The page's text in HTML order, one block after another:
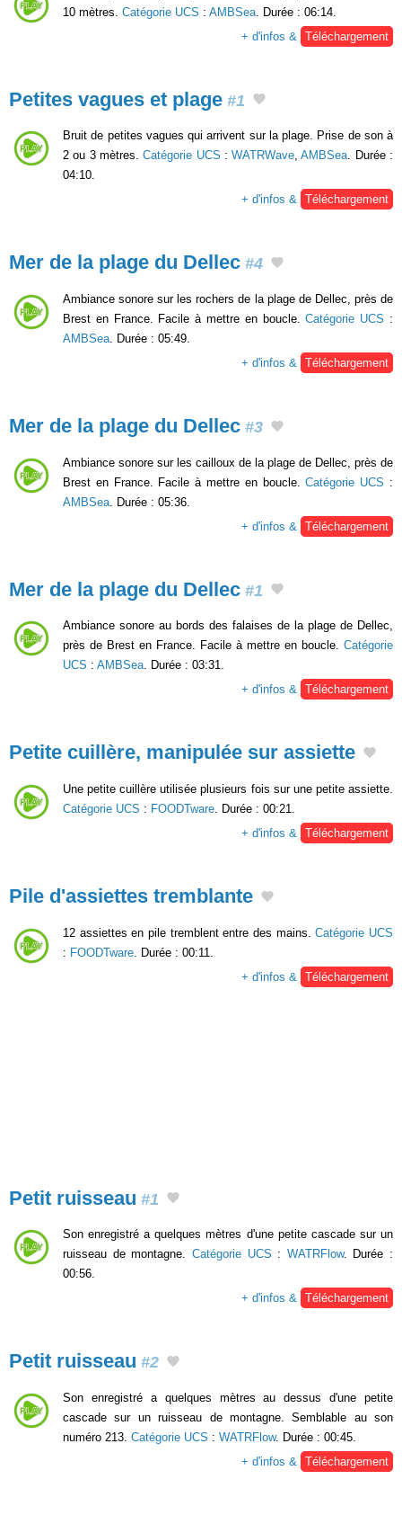
10 mètres. Catégorie UCS : AMBSea . Durée : 06:14.
+ d'infos &
Téléchargement
Petites vagues et plage #1
Bruit de petites vagues qui arrivent sur la plage. Prise de son à
2 ou 3 mètres.Catégorie UCS :WATRWave,AMBSea. Durée :
04:10.
+ d'infos & Téléchargement
Mer de la plage du Dellec #4
Ambiance sonore sur les rochers de la plage de Dellec, près de
Brest en France. Facile à mettre en boucle.Catégorie UCS :
AMBSea . Durée : 05:49.
+ d'infos &
Téléchargement
Mer de la plage du Dellec #3
Ambiance sonore sur les cailloux de la plage de Dellec, près de
Brest en France. Facile à mettre en boucle.Catégorie UCS :
AMBSea . Durée : 05:36.
+ d'infos &
Téléchargement
Mer de la plage du Dellec #1
Ambiance sonore au bords des falaises de la plage de Dellec,
près de Brest en France. Facile à mettre en boucle. Catégorie
UCS : AMBSea. Durée : 03:31.
+ d'infos & Téléchargement
Petite cuillère, manipulée sur assiette
Une petite cuillère utilisée plusieurs fois sur une petite assiette.
Catégorie UCS : FOODTware . Durée : 00:21.
+ d'infos &
Téléchargement
Pile d'assiettes tremblante
12 assiettes en pile tremblent entre des mains.Catégorie UCS
: FOODTware . Durée : 00:11.
+ d'infos &
Téléchargement
Petit ruisseau #1
Son enregistré a quelques mètres d'une petite cascade sur un
ruisseau de montagne. Catégorie UCS : WATRFlow. Durée :
00:56.
+ d'infos & Téléchargement
Petit ruisseau #2
Son enregistré a quelques mètres au dessus d'une petite
cascade sur un ruisseau de montagne. Semblable au son
numéro 213. Catégorie UCS : WATRFlow. Durée : 00:45.
+ d'infos &
Téléchargement